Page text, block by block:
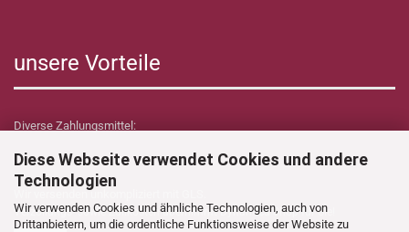
Diese Webseite verwendet Cookies und andere
Technologien
Wir verwenden Cookies und ähnliche Technologien, auch von
Drittanbietern, um die ordentliche Funktionsweise der Website zu
unsere Vorteile
Diverse Zahlungsmittel:
Wir versenden unkompliziert mit GLS.
Verzollungs- sowie Zollkosten übernimmt Dynamica Shop für Sie!